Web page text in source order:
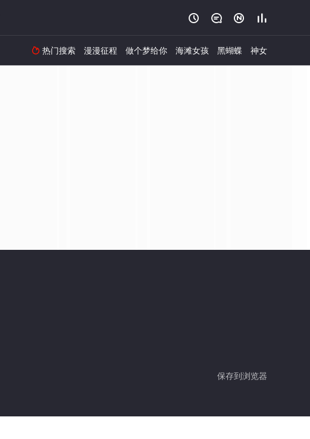
   
 热门搜索 漫漫征程 做个梦给你 海滩女孩 黑蝴蝶 神女
保存到浏览器